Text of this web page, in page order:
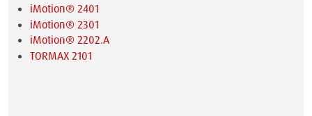
iMotion® 2401
iMotion® 2301
iMotion® 2202.A
TORMAX 2101